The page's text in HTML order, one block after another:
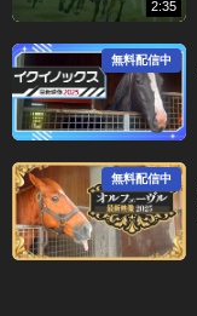
2:35
無料配信中
無料配信中